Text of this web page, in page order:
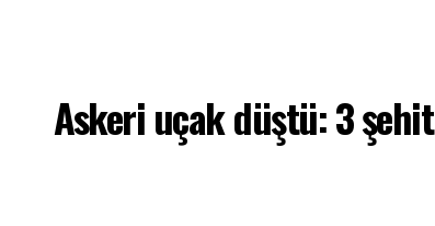
Askeri uçak düştü: 3 şehit